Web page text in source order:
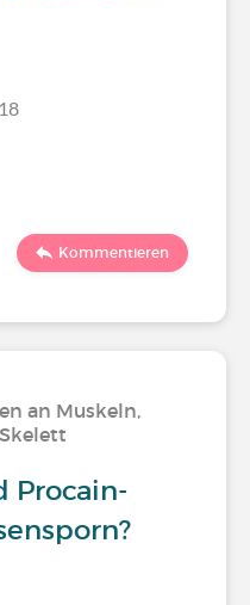
Kommentieren
an Muskeln,
Procain-